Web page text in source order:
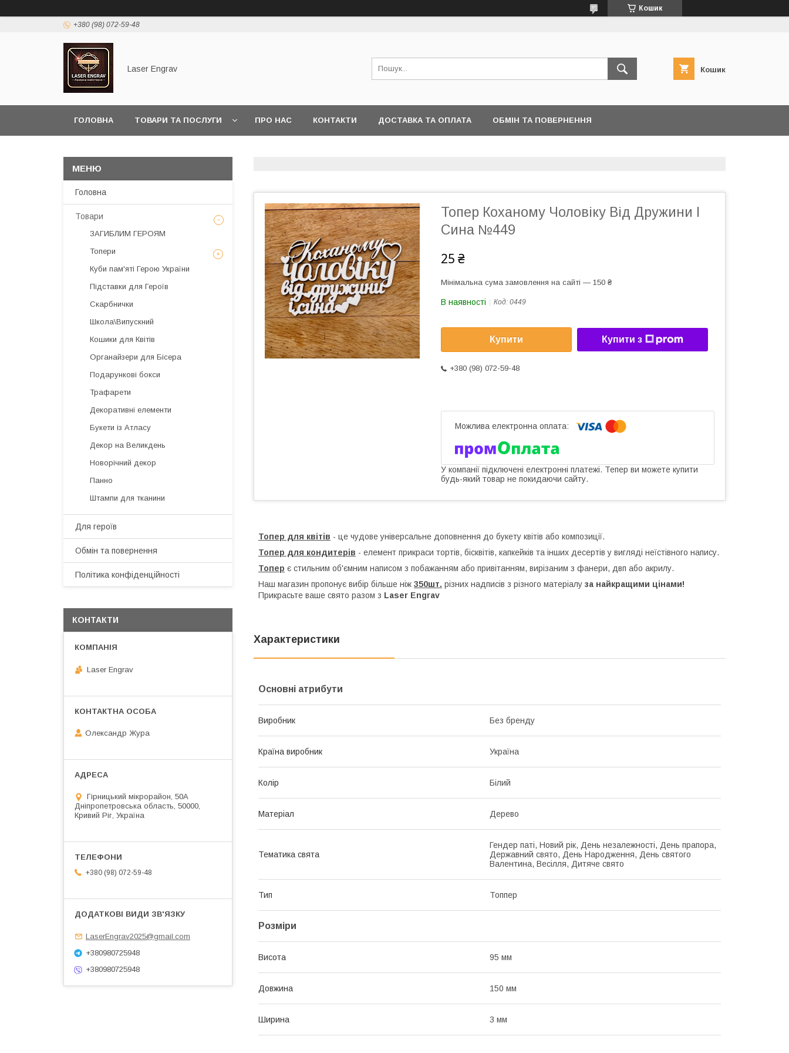
Кошик
+380 (98) 072-59-48
Laser Engrav Кошик
ГОЛОВНА ТОВАРИ ТА ПОСЛУГИ ПРО НАС КОНТАКТИ ДОСТАВКА ТА ОПЛАТА ОБМІН ТА ПОВЕРНЕННЯ
Топер Коханому Чоловіку Від Дружини І
Сина №449
25 ₴
Мінімальна сума замовлення на сайті — 150 ₴
В наявності Код: 0449
Купити Купити з
+380 (98) 072-59-48
У компанії підключені електронні платежі. Тепер ви можете купити
будь-який товар не покидаючи сайту.
Топер для квітів - це чудове універсальне доповнення до букету квітів або композиції.
Топер для кондитерів - елемент прикраси тортів, бісквітів, капкейків та інших десертів у вигляді неїстівного напису.
Топер є стильним об'ємним написом з побажанням або привітанням, вирізаним з фанери, двп або акрилу.
Наш магазин пропонує вибір більше ніж 350шт. різних надписів з різного матеріалу за найкращими цінами!
Прикрасьте ваше свято разом з Laser Engrav
Характеристики
Основні атрибути
Виробник Без бренду
Країна виробник Україна
Колір Білий
Матеріал Дерево
Тематика свята
Гендер паті, Новий рік, День незалежності, День прапора,
Державний свято, День Народження, День святого
Валентина, Весілля, Дитяче свято
Тип Топпер
Розміри
Висота 95 мм
Довжина 150 мм
Ширина 3 мм
Головна
Товари
ЗАГИБЛИМ ГЕРОЯМ
Топери
Куби пам'яті Герою України
Підставки для Героїв
Скарбнички
Школа\Випускний
Кошики для Квітів
Органайзери для Бісера
Подарункові бокси
Трафарети
Декоративні елементи
Букети із Атласу
Декор на Великдень
Новорічний декор
Панно
Штампи для тканини
Для героїв
Обмін та повернення
Політика конфіденційності
КОНТАКТИ
Laser Engrav
Олександр Жура
Гірницький мікрорайон, 50А
Дніпропетровська область, 50000,
Кривий Ріг, Україна
+380 (98) 072-59-48
LaserEngrav2025@gmail.com
+380980725948
+380980725948